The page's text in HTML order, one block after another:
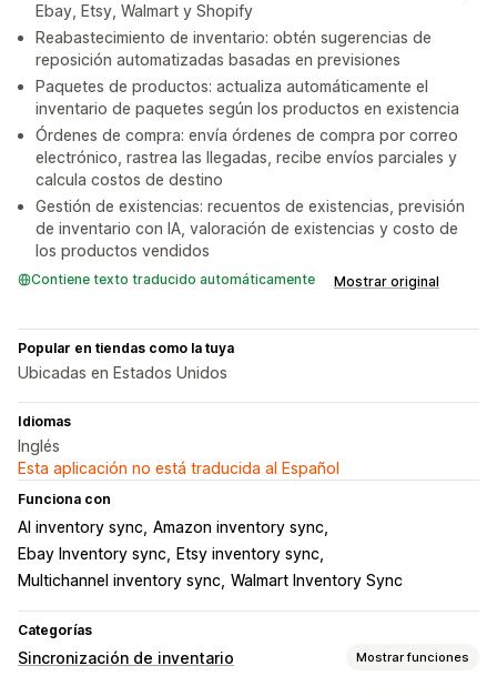
Ebay, Etsy, Walmart y Shopify
Reabastecimiento de inventario: obtén sugerencias de
reposición automatizadas basadas en previsiones
Paquetes de productos: actualiza automáticamente el
inventario de paquetes según los productos en existencia
Órdenes de compra: envía órdenes de compra por correo
electrónico, rastrea las llegadas, recibe envíos parciales y
calcula costos de destino
Gestión de existencias: recuentos de existencias, previsión
de inventario con IA, valoración de existencias y costo de
los productos vendidos
Contiene texto traducido automáticamente Mostrar original
Popular en tiendas como la tuya
Ubicadas en Estados Unidos
Idiomas
Inglés
Esta aplicación no está traducida al Español
Funciona con
AI inventory sync Amazon inventory sync
Ebay Inventory sync
Etsy inventory sync
Multichannel inventory sync Walmart Inventory Sync
Categorías
Sincronización de inventario Mostrar funciones